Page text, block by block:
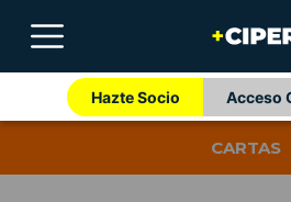
Hazte Socio Acceso
CARTAS